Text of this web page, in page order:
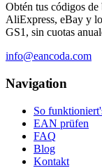
Obtén tus códigos
AliExpress, eBay y
GS1, sin cuotas
info@eancoda.com
Navigation
So
EAN prüfen
FAQ
Blog
Kontakt